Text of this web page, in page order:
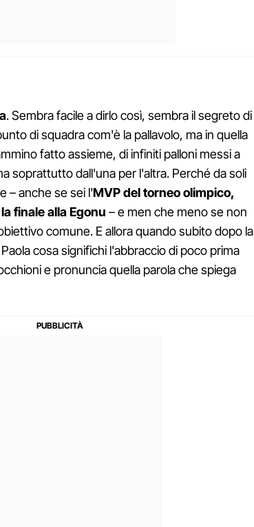
. Sembra facile a dirlo così, sembra il segreto di
di squadra com'è la pallavolo, ma in quella
fatto assieme, di infiniti palloni messi a
soprattutto dall'una per l'altra. Perché da soli
– anche se sei l'MVP del torneo olimpico,
finale alla Egonu – e men che meno se non
comune. E allora quando subito dopo la
cosa significhi l'abbraccio di poco prima
e pronuncia quella parola che spiega